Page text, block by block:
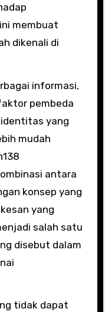
membuat
dikenali di
informasi,
pembeda
yang
mudah
antara
konsep yang
yang
salah satu
disebut dalam
tidak dapat